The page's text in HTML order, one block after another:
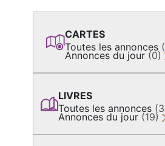
CARTES
Toutes les annonces
Annonces du jour (0)
LIVRES
Toutes les annonces
Annonces du jour (19)